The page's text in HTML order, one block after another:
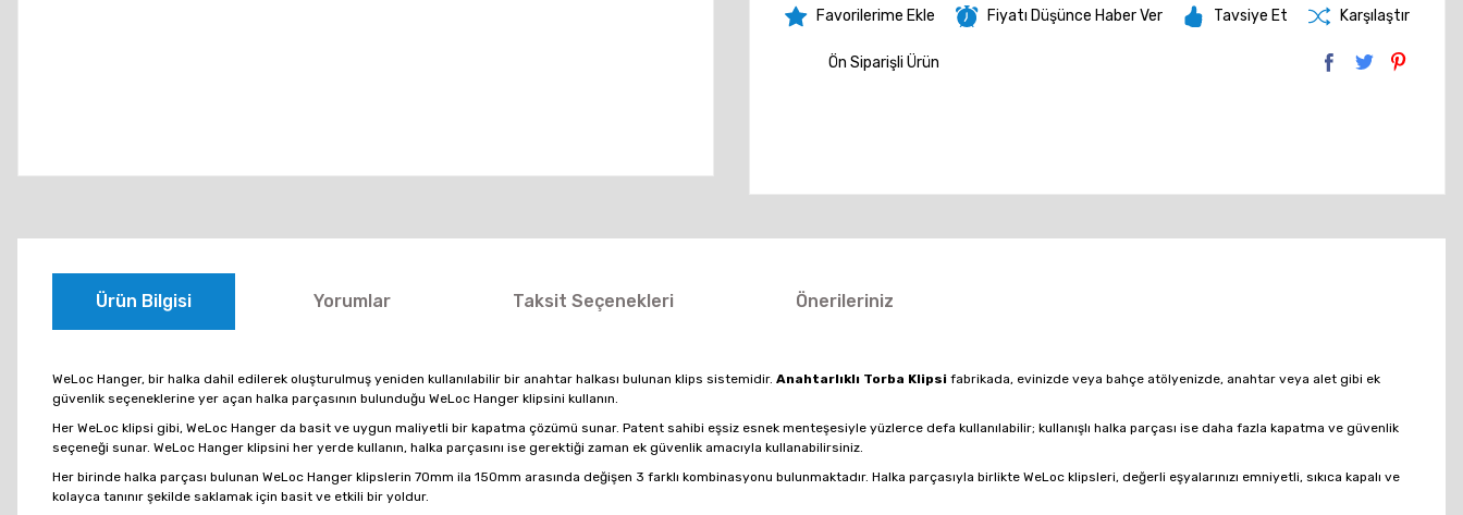
Fiyatı Düşünce Haber Ver Tavsiye Et Karşılaştır
Ön Siparişli Ürün
Ürün Bilgisi Yorumlar Taksit Seçenekleri Önerileriniz
WeLoc Hanger, bir halka dahil edilerek oluşturulmuş yeniden kullanılabilir bir anahtar halkası bulunan klips sistemidir. Anahtarlıklı Torba Klipsi fabrikada, evinizde veya bahçe atölyenizde, anahtar veya alet gibi ek
güvenlik seçeneklerine yer açan halka parçasının bulunduğu WeLoc Hanger klipsini kullanın.
Her WeLoc klipsi gibi, WeLoc Hanger da basit ve uygun maliyetli bir kapatma çözümü sunar. Patent sahibi eşsiz esnek menteşesiyle yüzlerce defa kullanılabilir; kullanışlı halka parçası ise daha fazla kapatma ve güvenlik
seçeneği sunar. WeLoc Hanger klipsini her yerde kullanın, halka parçasını ise gerektiği zaman ek güvenlik amacıyla kullanabilirsiniz.
Her birinde halka parçası bulunan WeLoc Hanger klipslerin 70mm ila 150mm arasında değişen 3 farklı kombinasyonu bulunmaktadır. Halka parçasıyla birlikte WeLoc klipsleri, değerli eşyalarınızı emniyetli, sıkıca kapalı ve
kolayca tanınır şekilde saklamak için basit ve etkili bir yoldur.